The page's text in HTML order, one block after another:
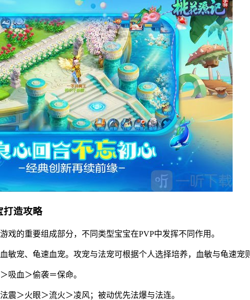
打造攻略
戏的重要组成部分，不同类型宝宝在PVP中发挥不同作用。
敏宠、龟速血宠。攻宠与法宠可根据个人选择培养，血敏与龟速宠
吸血＞偷袭＝保命。
震＞火眼＞流火＞凌风；被动优先法爆与法连。